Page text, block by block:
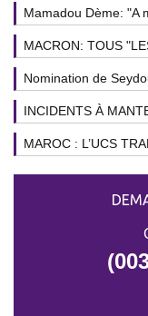
Mamadou Dème: "A
MACRON: TOUS
Nomination de
INCIDENTS À
MAROC : L’UCS